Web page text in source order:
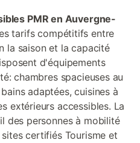
PMR en Auvergne-
tarifs compétitifs entre
la saison et la capacité
d'équipements
chambres spacieuses au
adaptées, cuisines à
extérieurs accessibles. La
des personnes à mobilité
certifiés Tourisme et